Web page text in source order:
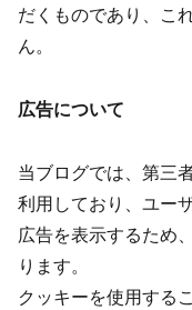
だくものであり、こ
ん。
広告について
当ブログでは、第三
利用しており、ユー
広告を表示するため
ります。
クッキーを使用する